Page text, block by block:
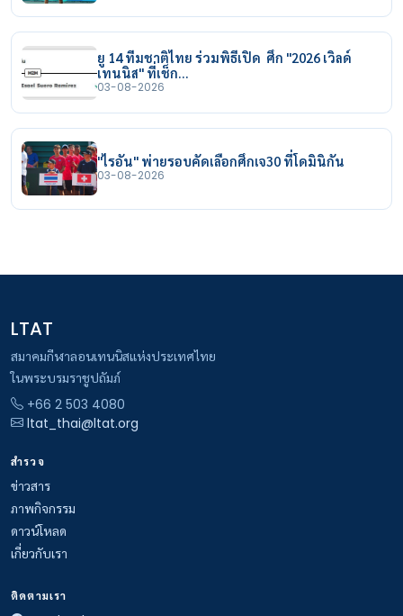
ยู 14 ทีมชาติไทย ร่วมพิธีเปิด ศึก "2026 เวิลด์
เทนนิส" ที่เช็ก…
03-08-2026
"ไรอัน" พ่ายรอบคัดเลือกศึกเจ30 ที่โดมินิกัน
03-08-2026
LTAT
สมาคมกีฬาลอนเทนนิสแห่งประเทศไทย
ในพระบรมราชูปถัมภ์
+66 2 503 4080
ltat_thai@ltat.org
สำรวจ
ข่าวสาร
ภาพกิจกรรม
ดาวน์โหลด
เกี่ยวกับเรา
ติดตามเรา